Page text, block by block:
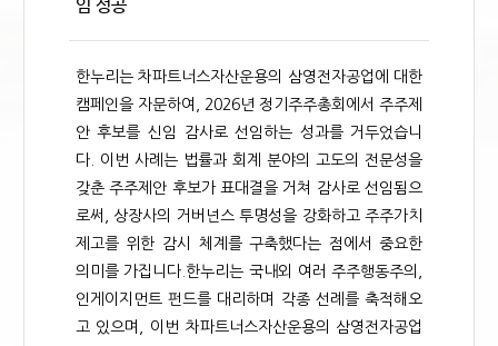
임 성공
한누리는 차파트너스자산운용의 삼영전자공업에 대한
캠페인을 자문하여, 2026년 정기주주총회에서 주주제
안 후보를 신임 감사로 선임하는 성과를 거두었습니
다. 이번 사례는 법률과 회계 분야의 고도의 전문성을
갖춘 주주제안 후보가 표대결을 거쳐 감사로 선임됨으
로써, 상장사의 거버넌스 투명성을 강화하고 주주가치
제고를 위한 감시 체계를 구축했다는 점에서 중요한
의미를 가집니다.한누리는 국내외 여러 주주행동주의,
인게이지먼트 펀드를 대리하며 각종 선례를 축적해오
고 있으며, 이번 차파트너스자산운용의 삼영전자공업